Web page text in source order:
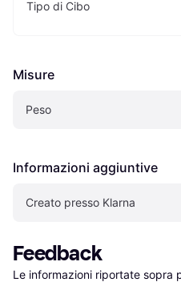
Tipo di Cibo
Misure
Peso
Informazioni aggiuntive
Creato presso Klarna
Feedback
Le informazioni riportate sopra